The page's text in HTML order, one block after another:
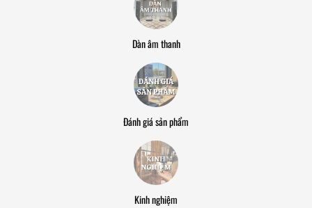
Dàn âm thanh
Đánh giá sản phẩm
Kinh nghiệm